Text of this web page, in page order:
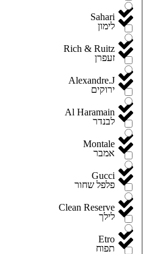
Sahari
Rich & Ruitz
Alexandre.J
Al Haramain
Montale
Gucci
Clean Reserve
Etro
לימון
זעפרן
ירוקים
לבנדר
אמבר
פלפל שחור
לילך
תפוח